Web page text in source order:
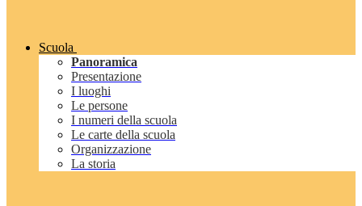
Scuola
Panoramica
Presentazione
I luoghi
Le persone
I numeri della scuola
Le carte della scuola
Organizzazione
La storia